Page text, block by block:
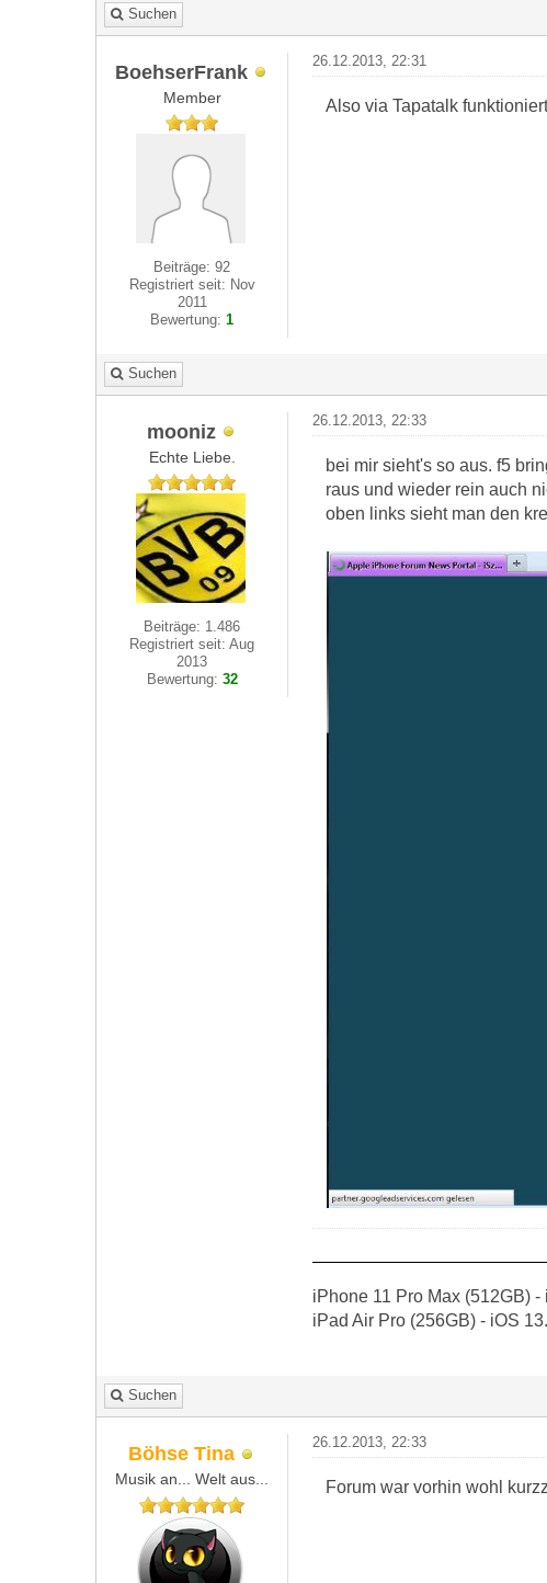
Suchen
BoehserFrank
Member
Beiträge: 92
Registriert seit: Nov
2011
Bewertung:1
26.12.2013, 22:31
Also via Tapatalk
Suchen
mooniz
Echte Liebe.
Beiträge: 1.486
Registriert seit: Aug
2013
Bewertung: 32
26.12.2013, 22:33
bei mir sieht's so aus. f5
raus und wieder rein auch
oben links sieht man den
iPhone 11 Pro Max (512GB) -
iPad Air Pro (256GB) - iOS
Suchen
Böhse Tina
Musik an... Welt aus...
26.12.2013, 22:33
Forum war vorhin wohl